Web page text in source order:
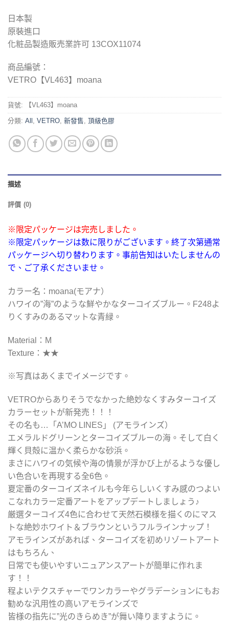
日本製
原裝進口
化粧品製造販売業許可 13COX11074
商品編號：
VETRO【VL463】moana
貨號: 【VL463】moana
分類: All , VETRO, 新發售, 頂級色膠
描述
評價 (0)
※限定パッケージは完売しました。
※限定パッケージは数に限りがございます。終了次第通常
パッケージへ切り替わります。事前告知はいたしませんの
で、ご了承くださいませ。
カラー名：moana(モアナ）
ハワイの”海”のような鮮やかなターコイズブルー。F248よ
りくすみのあるマットな青緑。
Material：M
Texture：★★
※写真はあくまでイメージです。
VETROからありそうでなかった絶妙なくすみターコイズ
カラーセットが新発売！！！
その名も…「A’MO LINES」 (アモラインズ）
エメラルドグリーンとターコイズブルーの海。そして白く
輝く貝殻に温かく柔らかな砂浜。
まさにハワイの気候や海の情景が浮かび上がるような優し
い色合いを再現する全6色。
夏定番のターコイズネイルも今年らしいくすみ感のつよい
こなれカラー定番アートをアップデートしましょう♪
厳選ターコイズ4色に合わせて天然石模様を描くのにマス
トな絶妙ホワイト＆ブラウンというフルラインナップ！
アモラインズがあれば、ターコイズを初めリゾートアート
はもちろん、
日常でも使いやすいニュアンスアートが簡単に作れま
す！！
程よいテクスチャーでワンカラーやグラデーションにもお
勧めな汎用性の高いアモラインズで
皆様の指先に”光のきらめき”が舞い降りますように。